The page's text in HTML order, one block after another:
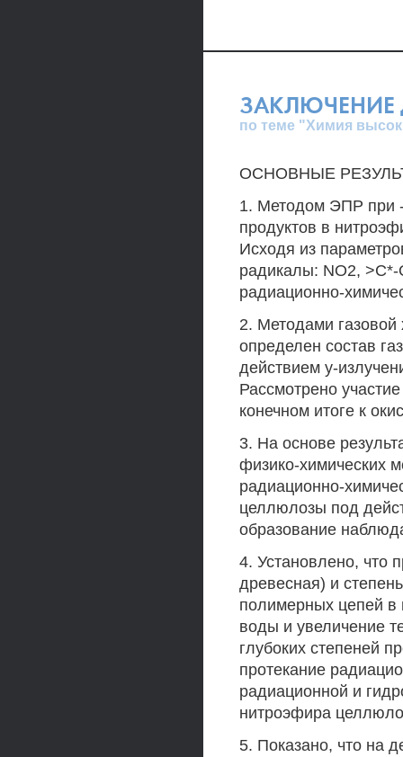
ЗАКЛЮЧЕНИЕ
по теме "Химия
ОСНОВНЫЕ
1. Методом ЭПР при -
продуктов в
Исходя из
радикалы: NO2,
радиационно-
2. Методами
определен состав
действием у-
Рассмотрено
конечном итоге к
3. На основе
физико-химических
радиационно-
целлюлозы под
образование
4. Установлено, что
древесная) и
полимерных цепей в
воды и увеличение
глубоких степеней
протекание
радиационной и
нитроэфира
5. Показано, что на